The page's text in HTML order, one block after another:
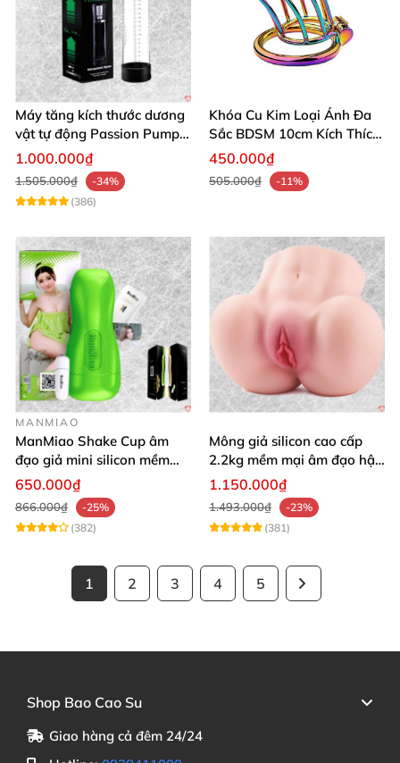
Máy tăng kích thước dương
vật tự động Passion Pump
sạc tiện lợi
1.000.000₫
1.505.000₫
-34%
(386)
Khóa Cu Kim Loại Ánh Đa
Sắc BDSM 10cm Kích Thích
Cao
450.000₫
505.000₫ -11%
MANMIAO
ManMiao Shake Cup âm
đạo giả mini silicon mềm
mại kích thích mạnh
650.000₫
866.000₫
-25%
(382)
Mông giả silicon cao cấp
2.2kg mềm mại âm đạo hậu
môn khít
1.150.000₫
1.493.000₫
-23%
(381)
1 2 3 4 5
Shop Bao Cao Su
Giao hàng cả đêm 24/24